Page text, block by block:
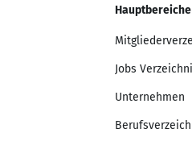
Hauptbereiche
Jobs
Unternehmen